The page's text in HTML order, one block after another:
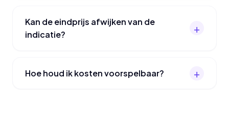
Kan de eindprijs afwijken van de
indicatie?
Hoe houd ik kosten voorspelbaar?